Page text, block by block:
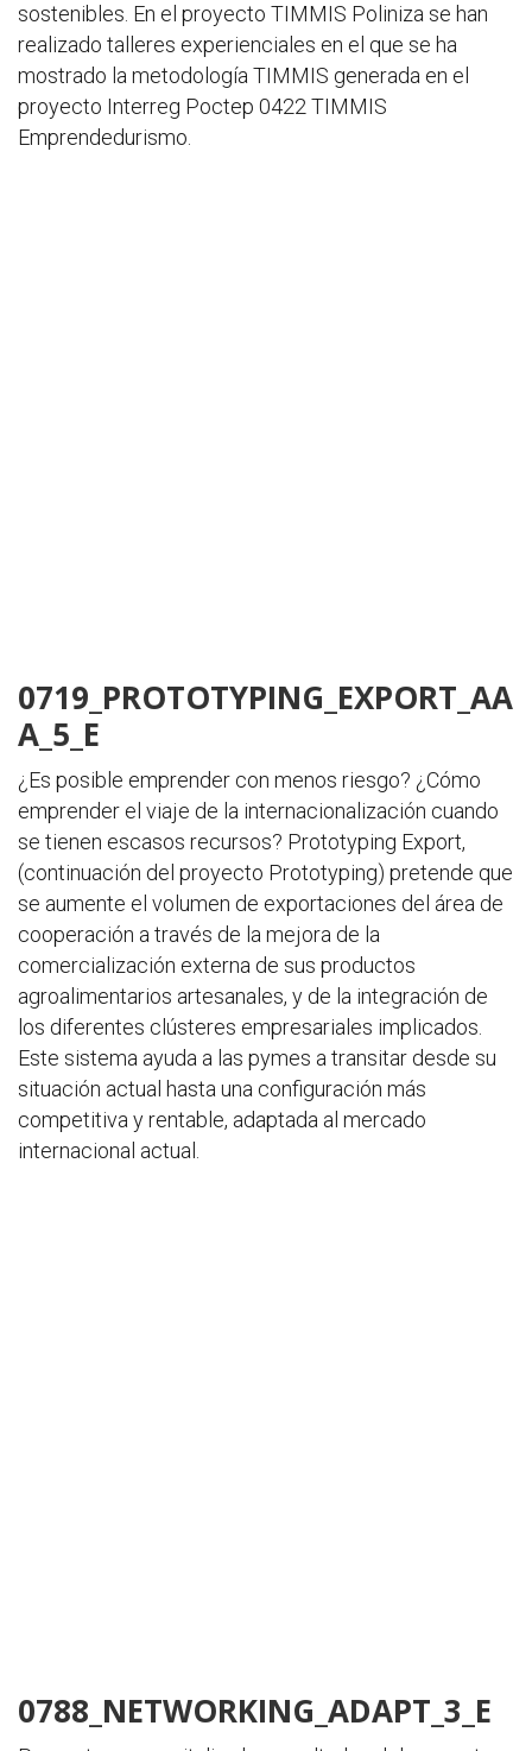
sostenibles. En el proyecto TIMMIS Poliniza se han
realizado talleres experienciales en el que se ha
mostrado la metodología TIMMIS generada en el
proyecto Interreg Poctep 0422 TIMMIS
Emprendedurismo.
0719_PROTOTYPING_EXPORT_AA
A_5_E
¿Es posible emprender con menos riesgo? ¿Cómo
emprender el viaje de la internacionalización cuando
se tienen escasos recursos? Prototyping Export,
(continuación del proyecto Prototyping) pretende que
se aumente el volumen de exportaciones del área de
cooperación a través de la mejora de la
comercialización externa de sus productos
agroalimentarios artesanales, y de la integración de
los diferentes clústeres empresariales implicados.
Este sistema ayuda a las pymes a transitar desde su
situación actual hasta una configuración más
competitiva y rentable, adaptada al mercado
internacional actual.
0788_NETWORKING_ADAPT_3_E